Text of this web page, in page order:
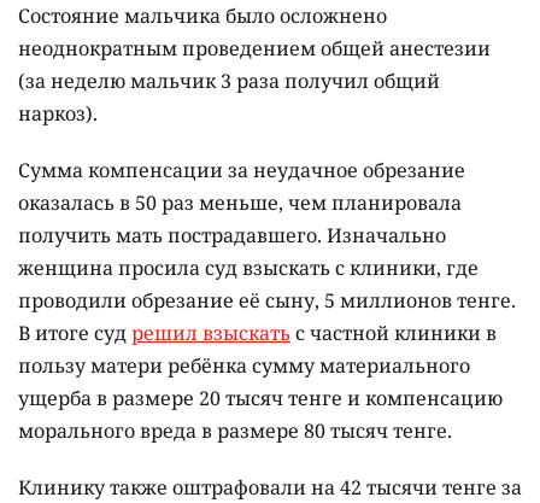
Состояние мальчика было осложнено
неоднократным проведением общей анестезии
(за неделю мальчик 3 раза получил общий
наркоз).
Сумма компенсации за неудачное обрезание
оказалась в 50 раз меньше, чем планировала
получить мать пострадавшего. Изначально
женщина просила суд взыскать с клиники, где
проводили обрезание её сыну, 5 миллионов тенге.
В итоге судрешил взыскатьс частной клиники в
пользу матери ребёнка сумму материального
ущерба в размере 20 тысяч тенге и компенсацию
морального вреда в размере 80 тысяч тенге.
Клинику также оштрафовали на 42 тысячи тенге за